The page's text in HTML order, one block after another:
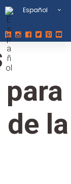
Español
la